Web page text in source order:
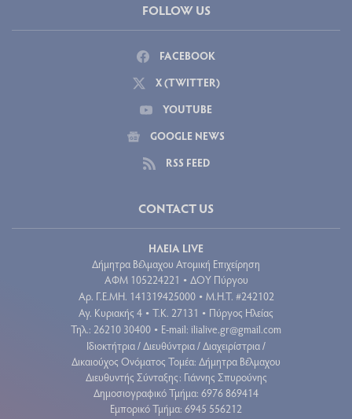
FOLLOW US
FACEBOOK
X (TWITTER)
YOUTUBE
GOOGLE NEWS
RSS FEED
CONTACT US
ΗΛΕΙΑ LIVE
Δήμητρα Βέλμαχου Ατομική Επιχείρηση
ΑΦΜ 105224221 • ΔΟΥ Πύργου
Aρ. Γ.Ε.ΜΗ. 141319425000 • Μ.Η.Τ. #242102
Αγ. Κυριακής 4 • Τ.Κ. 27131 • Πύργος Ηλείας
Τηλ.: 26210 30400 • E-mail: ilialive.gr@gmail.com
Ιδιοκτήτρια / Διευθύντρια / Διαχειρίστρια /
Δικαιούχος Ονόματος Τομέα: Δήμητρα Βέλμαχου
Διευθυντής Σύνταξης: Γιάννης Σπυρούνης
Δημοσιογραφικό Τμήμα: 6976 869414
Εμπορικό Τμήμα: 6945 556212